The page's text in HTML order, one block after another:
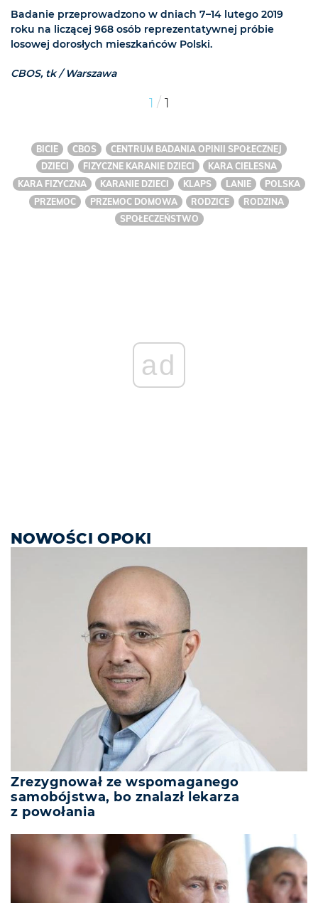
Badanie przeprowadzono w dniach 7–14 lutego 2019
roku na liczącej 968 osób reprezentatywnej próbie
losowej dorosłych mieszkańców Polski.
CBOS, tk / Warszawa
1 / 1
BICIE CBOS
CENTRUM BADANIA OPINII SPOŁECZNEJ
DZIECI
FIZYCZNE KARANIE DZIECI
KARA CIELESNA
KARA FIZYCZNA
KARANIE DZIECI KLAPS LANIE
POLSKA
PRZEMOC
PRZEMOC DOMOWA RODZICE
RODZINA
SPOŁECZEŃSTWO
ad
NOWOŚCI OPOKI
Zrezygnował ze wspomaganego
samobójstwa, bo znalazł lekarza
z powołania